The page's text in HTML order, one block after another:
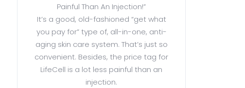
Painful Than An Injection!”
It’s a good, old-fashioned “get what
you pay for” type of, all-in-one, anti-
aging skin care system. That’s just so
convenient. Besides, the price tag for
LifeCell is a lot less painful than an
injection.